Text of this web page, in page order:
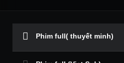
Phim full( thuyết minh)